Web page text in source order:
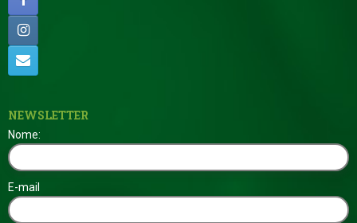
NEWSLETTER
Nome:
E-mail